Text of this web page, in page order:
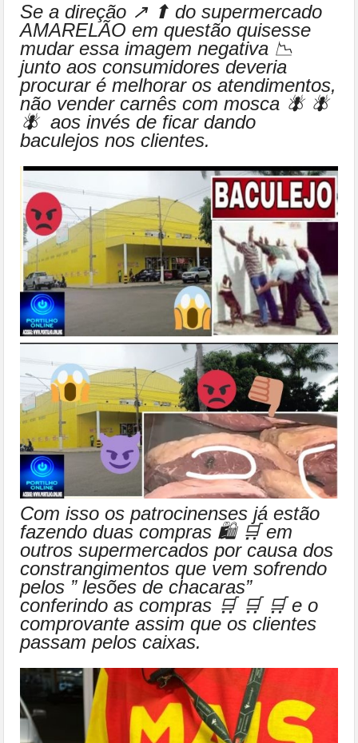
Se a direção ↗ ⬆ do supermercado
AMARELÃO em questão quisesse
mudar essa imagem negativa 📉
junto aos consumidores deveria
procurar é melhorar os atendimentos,
não vender carnês com mosca 🪰 🪰
🪰 aos invés de ficar dando
baculejos nos clientes.
Com isso os patrocinenses já estão
fazendo duas compras 🛍 🛒 em
outros supermercados por causa dos
constrangimentos que vem sofrendo
pelos ” lesões de chacaras”
conferindo as compras 🛒 🛒 🛒 e o
comprovante assim que os clientes
passam pelos caixas.